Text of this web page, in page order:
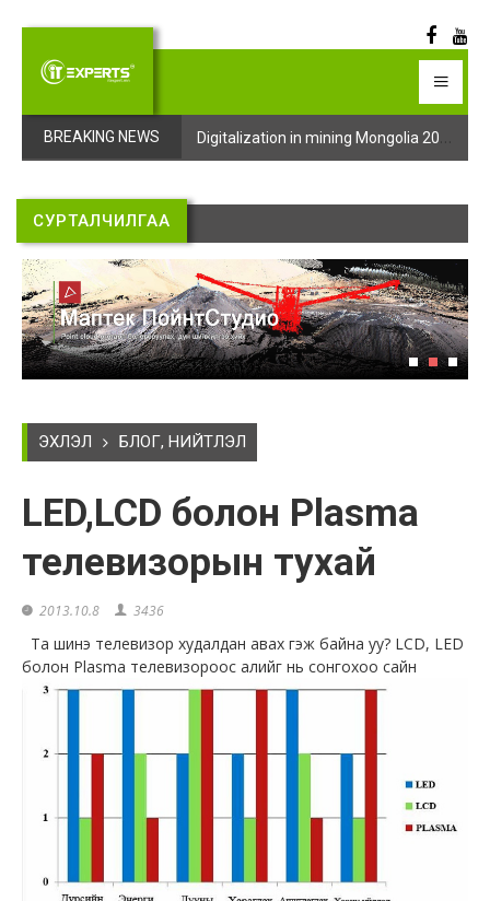
BREAKING NEWS
Digitalization in mining Mongolia 2025 арга хэмжээний бүртгэл эхэллээ Digitalization in mining Mongolia 2025 арга хэмжээний бүртгэл эхэллээ
СУРТАЛЧИЛГАА
ЭХЛЭЛ БЛОГ, НИЙТЛЭЛ
LED,LCD болон Plasma
телевизорын тухай
2013.10.8 3436
Та шинэ телевизор худалдан авах гэж байна уу? LCD, LED
болон Plasma телевизороос алийг нь сонгохоо сайн